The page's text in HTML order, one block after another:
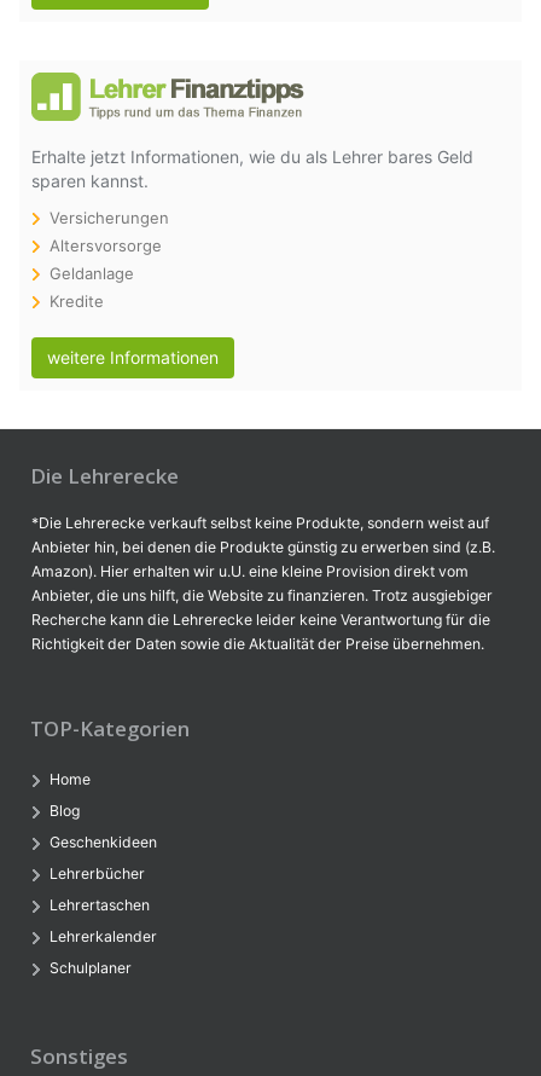
Erhalte jetzt Informationen, wie du als Lehrer bares Geld
sparen kannst.
Versicherungen
Altersvorsorge
Geldanlage
Kredite
weitere Informationen
Die Lehrerecke
*Die Lehrerecke verkauft selbst keine Produkte, sondern weist auf
Anbieter hin, bei denen die Produkte günstig zu erwerben sind (z.B.
Amazon). Hier erhalten wir u.U. eine kleine Provision direkt vom
Anbieter, die uns hilft, die Website zu finanzieren. Trotz ausgiebiger
Recherche kann die Lehrerecke leider keine Verantwortung für die
Richtigkeit der Daten sowie die Aktualität der Preise übernehmen.
TOP-Kategorien
Home
Blog
Geschenkideen
Lehrerbücher
Lehrertaschen
Lehrerkalender
Schulplaner
Sonstiges